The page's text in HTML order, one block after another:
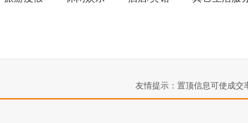
友情提示：置顶信息可使成交